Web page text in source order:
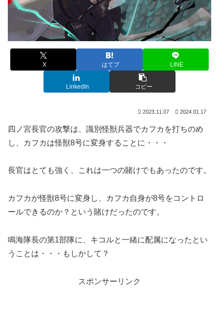
X はてブ LINE
LinkedIn コピー
2023.11.07 2024.01.17
四ノ宮長官の攻撃は、識別怪獣兵器でカフカを打ちのめ
し、カフカは怪獣8号に変身することに・・・
長官はとても強く、これは一つの賭けでもあったのです。
カフカが怪獣8号に変身し、カフカ自身が8号をコントロ
ールできるのか？という賭けだったのです。
鳴海隊長の第1部隊に、キコルと一緒に配属になったとい
うことは・・・もしかして？
スポンサーリンク